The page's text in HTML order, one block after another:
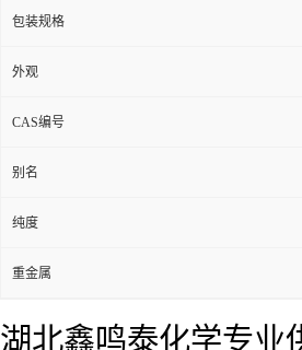
包装规格
外观
CAS编号
别名
纯度
重金属
湖北鑫鸣泰化学专业